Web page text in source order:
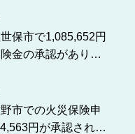
保市で1,085,652円
金の承認がありま
市での火災保険申
円が承認されま